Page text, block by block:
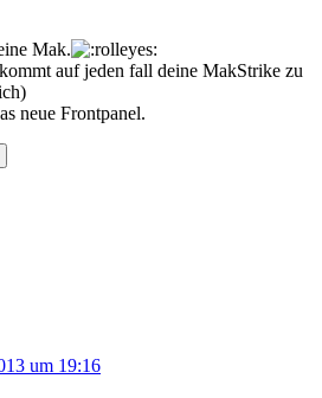
Mak.
auf jeden fall deine MakStrike zu
neue Frontpanel.
um 19:16